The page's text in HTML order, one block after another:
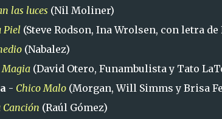
las luces (Nil Moliner)
Piel (Steve Rodson, Ina Wrolsen, con letra
(Nabalez)
Magia(David Otero, Funambulista y Tato
- Chico Malo(Morgan, Will Simms y Brisa
Canción (Raúl Gómez)